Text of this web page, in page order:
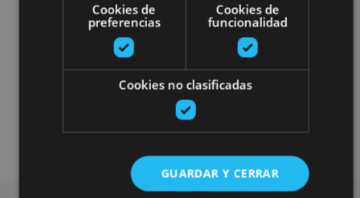
Parques de aventura
Cookies de
preferencias
Cookies de
funcionalidad
Cookies no clasificadas
GUARDAR Y CERRAR